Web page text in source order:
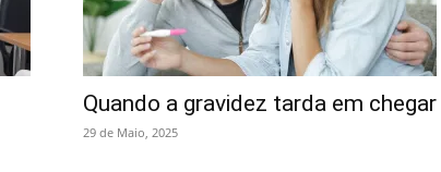
Quando a gravidez tarda em chegar
29 de Maio, 2025